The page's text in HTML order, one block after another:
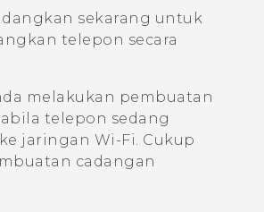
sekarang untuk
telepon secara
melakukan pembuatan
telepon sedang
jaringan Wi‍-Fi . Cukup
cadangan